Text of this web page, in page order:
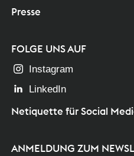
Presse
FOLGE UNS AUF
Instagram
LinkedIn
Netiquette für Social
ANMELDUNG ZUM